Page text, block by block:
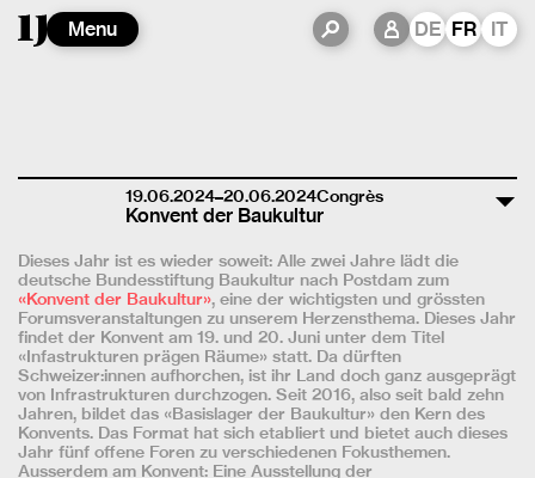
Menu DE FR IT
19.06.2024–20.06.2024Congrès
Konvent der Baukultur
Dieses Jahr ist es wieder soweit: Alle zwei Jahre lädt die
deutsche Bundesstiftung Baukultur nach Postdam zum
«Konvent der Baukultur», eine der wichtigsten und grössten
Forumsveranstaltungen zu unserem Herzensthema. Dieses Jahr
findet der Konvent am 19. und 20. Juni unter dem Titel
«Infastrukturen prägen Räume» statt. Da dürften
Schweizer:innen aufhorchen, ist ihr Land doch ganz ausgeprägt
von Infrastrukturen durchzogen. Seit 2016, also seit bald zehn
Jahren, bildet das «Basislager der Baukultur» den Kern des
Konvents. Das Format hat sich etabliert und bietet auch dieses
Jahr fünf offene Foren zu verschiedenen Fokusthemen.
Ausserdem am Konvent: Eine Ausstellung der